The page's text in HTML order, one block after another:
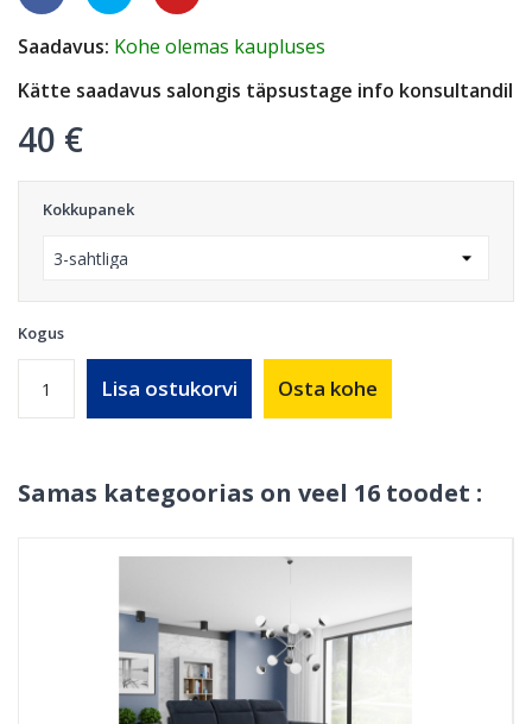
Saadavus: Kohe olemas kaupluses
Kätte saadavus salongis täpsustage info konsultandil
40 €
Kokkupanek
Kogus
Lisa ostukorvi Osta kohe
Samas kategoorias on veel 16 toodet :